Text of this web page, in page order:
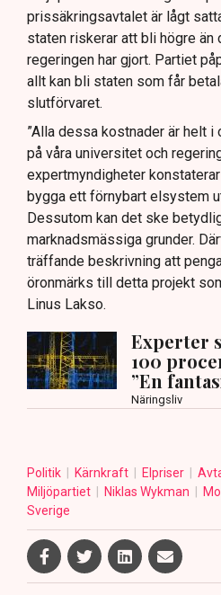
prissäkringsavtalet är lågt
staten riskerar att bli högre än
regeringen har gjort. Partiet
allt kan bli staten som får
slutförvaret.
”Alla dessa kostnader är helt i
på våra universitet och
expertmyndigheter
bygga ett förnybart elsystem
Dessutom kan det ske
marknadsmässiga grunder.
träffande beskrivning att
öronmärks till detta projekt
Linus Lakso.
Experter
100
”En
Näringsliv
Politik Kärnkraft Elpriser
Miljöpartiet
Niklas Wykman
Sverige